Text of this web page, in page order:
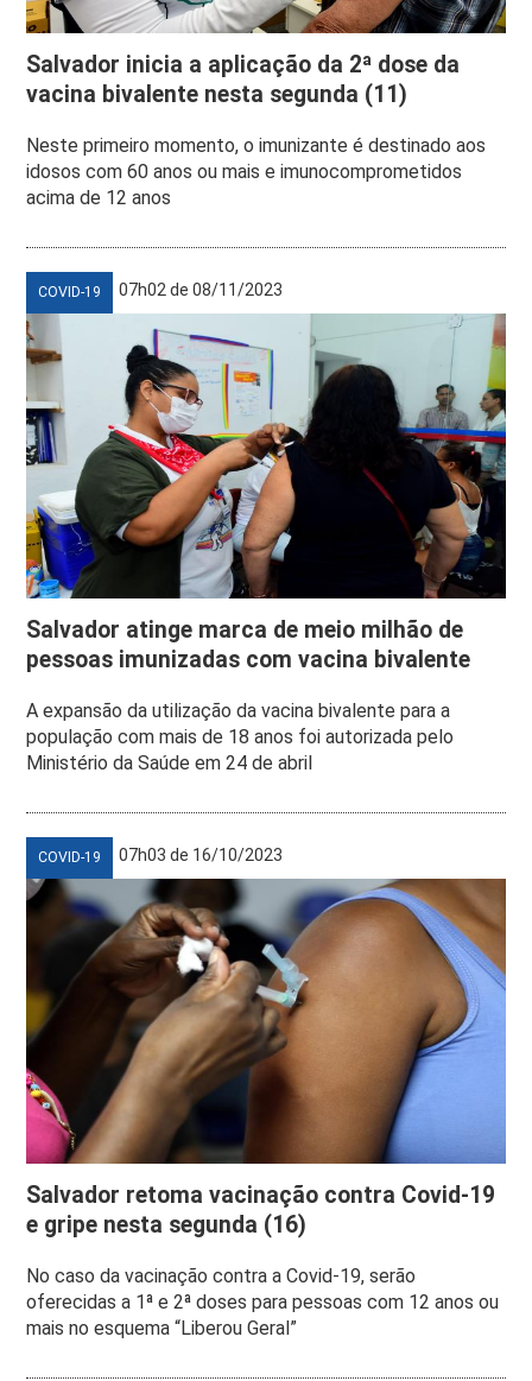
Salvador inicia a aplicação da 2ª dose da
vacina bivalente nesta segunda (11)
Neste primeiro momento, o imunizante é destinado aos
idosos com 60 anos ou mais e imunocomprometidos
acima de 12 anos
COVID-19 07h02 de 08/11/2023
Salvador atinge marca de meio milhão de
pessoas imunizadas com vacina bivalente
A expansão da utilização da vacina bivalente para a
população com mais de 18 anos foi autorizada pelo
Ministério da Saúde em 24 de abril
COVID-19 07h03 de 16/10/2023
Salvador retoma vacinação contra Covid-19
e gripe nesta segunda (16)
No caso da vacinação contra a Covid-19, serão
oferecidas a 1ª e 2ª doses para pessoas com 12 anos ou
mais no esquema “Liberou Geral”